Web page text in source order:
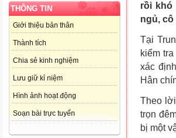
THÔNG TIN
Giới thiệu bản thân
Thành tích
Chia sẻ kinh nghiệm
Lưu giữ kỉ niệm
Hình ảnh hoạt động
Soạn bài trực tuyến
rồi khó
ngủ, cô
Tại
kiểm
xác
Hân
Theo
trọn
bị một